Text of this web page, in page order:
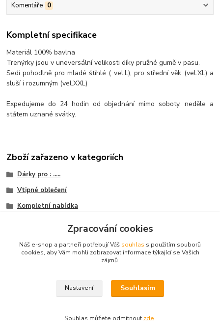
Komentáře 0
Kompletní specifikace
Materiál 100% bavlna
Trenýrky jsou v uneversální velikosti díky pružné gumě v pasu.
Sedí pohodlně pro mladé štíhlé ( vel.L), pro střední věk (vel.XL) a
sluší i rozumným (vel.XXL)
Expedujeme do 24 hodin od objednání mimo soboty, neděle a
státem uznané svátky.
Zboží zařazeno v kategoriích
Dárky pro : .....
Vtipné oblečení
Kompletní nabídka
Trenýrky s potiskem
© 2003 - 2026 www.darkyvbrne.cz
© 2003 - 2026 www.darkyvbrne.cz
Zpracování cookies
Náš e-shop a partneři potřebují Váš souhlas s použitím souborů
cookies, aby Vám mohli zobrazovat informace týkající se Vašich
zájmů.
Nastavení Souhlasím
Souhlas můžete odmítnout zde.